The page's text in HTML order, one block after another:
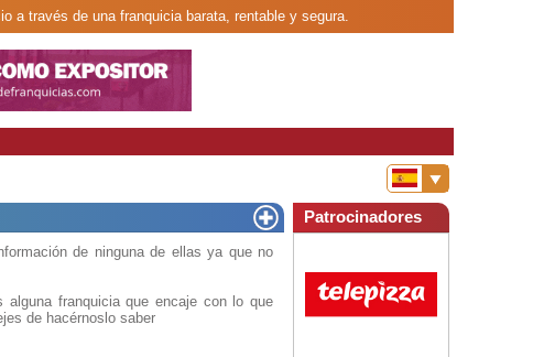
a través de una franquicia barata, rentable y segura.
de ninguna de ellas ya que no
franquicia que encaje con lo que
de hacérnoslo saber
Patrocinadores